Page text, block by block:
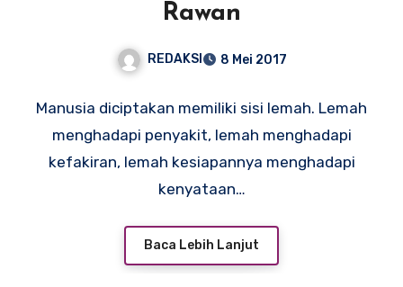
Rawan
REDAKSI 8 Mei 2017
Manusia diciptakan memiliki sisi lemah. Lemah
menghadapi penyakit, lemah menghadapi
kefakiran, lemah kesiapannya menghadapi
kenyataan…
Baca Lebih Lanjut